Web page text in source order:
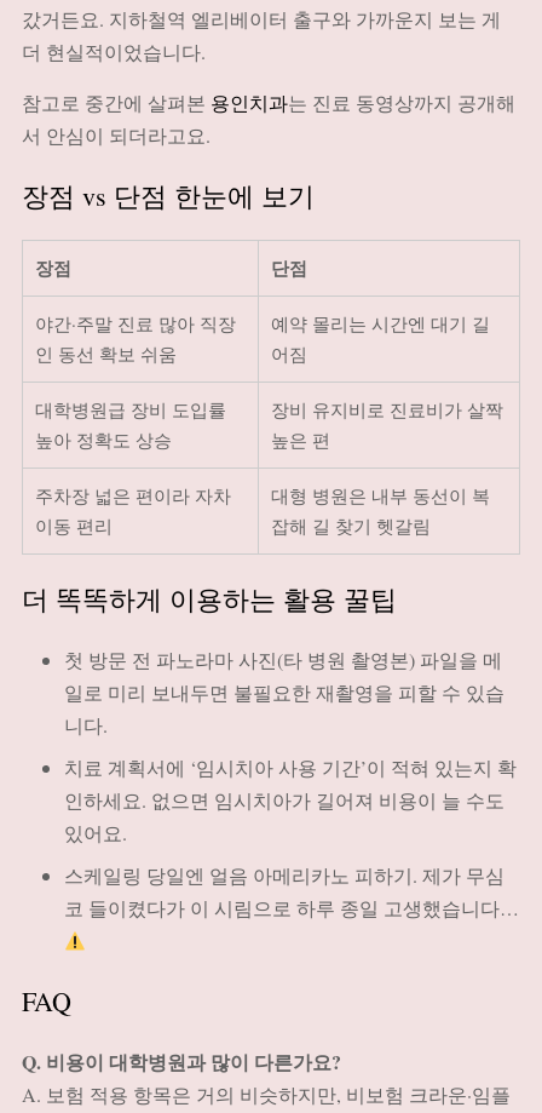
갔거든요. 지하철역 엘리베이터 출구와 가까운지 보는 게
더 현실적이었습니다.
참고로 중간에 살펴본 용인치과는 진료 동영상까지 공개해
서 안심이 되더라고요.
장점 vs 단점 한눈에 보기
장점 단점
야간·주말 진료 많아 직장
인 동선 확보 쉬움
예약 몰리는 시간엔 대기 길
어짐
대학병원급 장비 도입률
높아 정확도 상승
장비 유지비로 진료비가 살짝
높은 편
주차장 넓은 편이라 자차
이동 편리
대형 병원은 내부 동선이 복
잡해 길 찾기 헷갈림
더 똑똑하게 이용하는 활용 꿀팁
첫 방문 전 파노라마 사진(타 병원 촬영본) 파일을 메
일로 미리 보내두면 불필요한 재촬영을 피할 수 있습
니다.
치료 계획서에 ‘임시치아 사용 기간’이 적혀 있는지 확
인하세요. 없으면 임시치아가 길어져 비용이 늘 수도
있어요.
스케일링 당일엔 얼음 아메리카노 피하기. 제가 무심
코 들이켰다가 이 시림으로 하루 종일 고생했습니다…
FAQ
Q. 비용이 대학병원과 많이 다른가요?
A. 보험 적용 항목은 거의 비슷하지만, 비보험 크라운·임플